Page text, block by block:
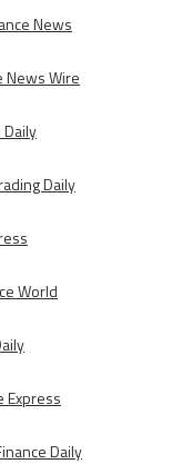
News
News Wire
Daily
Daily
World
Express
Daily